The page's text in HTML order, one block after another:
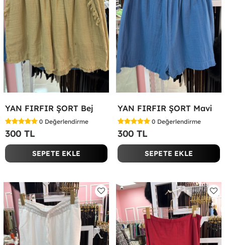
YAN FIRFIR ŞORT Bej
0 Değerlendirme
300 TL
SEPETE EKLE
YAN FIRFIR ŞORT Mavi
0 Değerlendirme
300 TL
SEPETE EKLE